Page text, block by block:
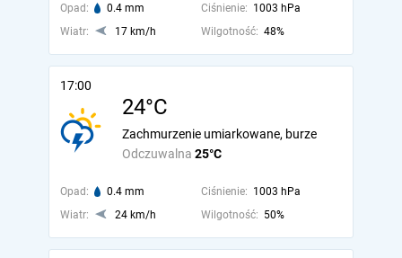
Opad: 0.4 mm Ciśnienie: 1003 hPa
Wiatr:
17 km/h Wilgotność: 48%
17:00
24°C
Odczuwalna 25°C
Zachmurzenie umiarkowane, burze
Opad: 0.4 mm Ciśnienie: 1003 hPa
Wiatr:
24 km/h Wilgotność: 50%